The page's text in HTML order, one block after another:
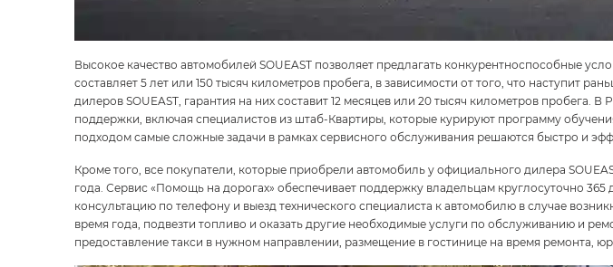
Высокое качество автомобилей SOUEAST позволяет предлагать конкурентноспособные
составляет 5 лет или 150 тысяч километров пробега, в зависимости от того, что наступит
дилеров SOUEAST, гарантия на них составит 12 месяцев или 20 тысяч километров пробега.
поддержки, включая специалистов из штаб-Квартиры, которые курируют программу
подходом самые сложные задачи в рамках сервисного обслуживания решаются быстро и
Кроме того, все покупатели, которые приобрели автомобиль у официального дилера
года. Сервис «Помощь на дорогах» обеспечивает поддержку владельцам круглосуточно
консультацию по телефону и выезд технического специалиста к автомобилю в случае
время года, подвезти топливо и оказать другие необходимые услуги по обслуживанию и
предоставление такси в нужном направлении, размещение в гостинице на время ремонта,